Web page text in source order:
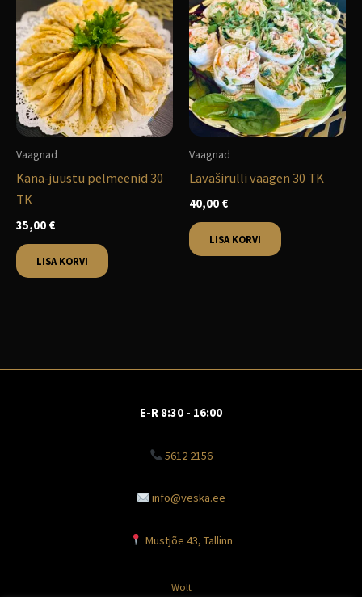
Vaagnad
Kana-juustu pelmeenid 30
TK
35,00 €
LISA KORVI
Vaagnad
Lavaširulli vaagen 30 TK
40,00 €
LISA KORVI
E-R 8:30 - 16:00
5612 2156
info@veska.ee
Mustjõe 43, Tallinn
Wolt